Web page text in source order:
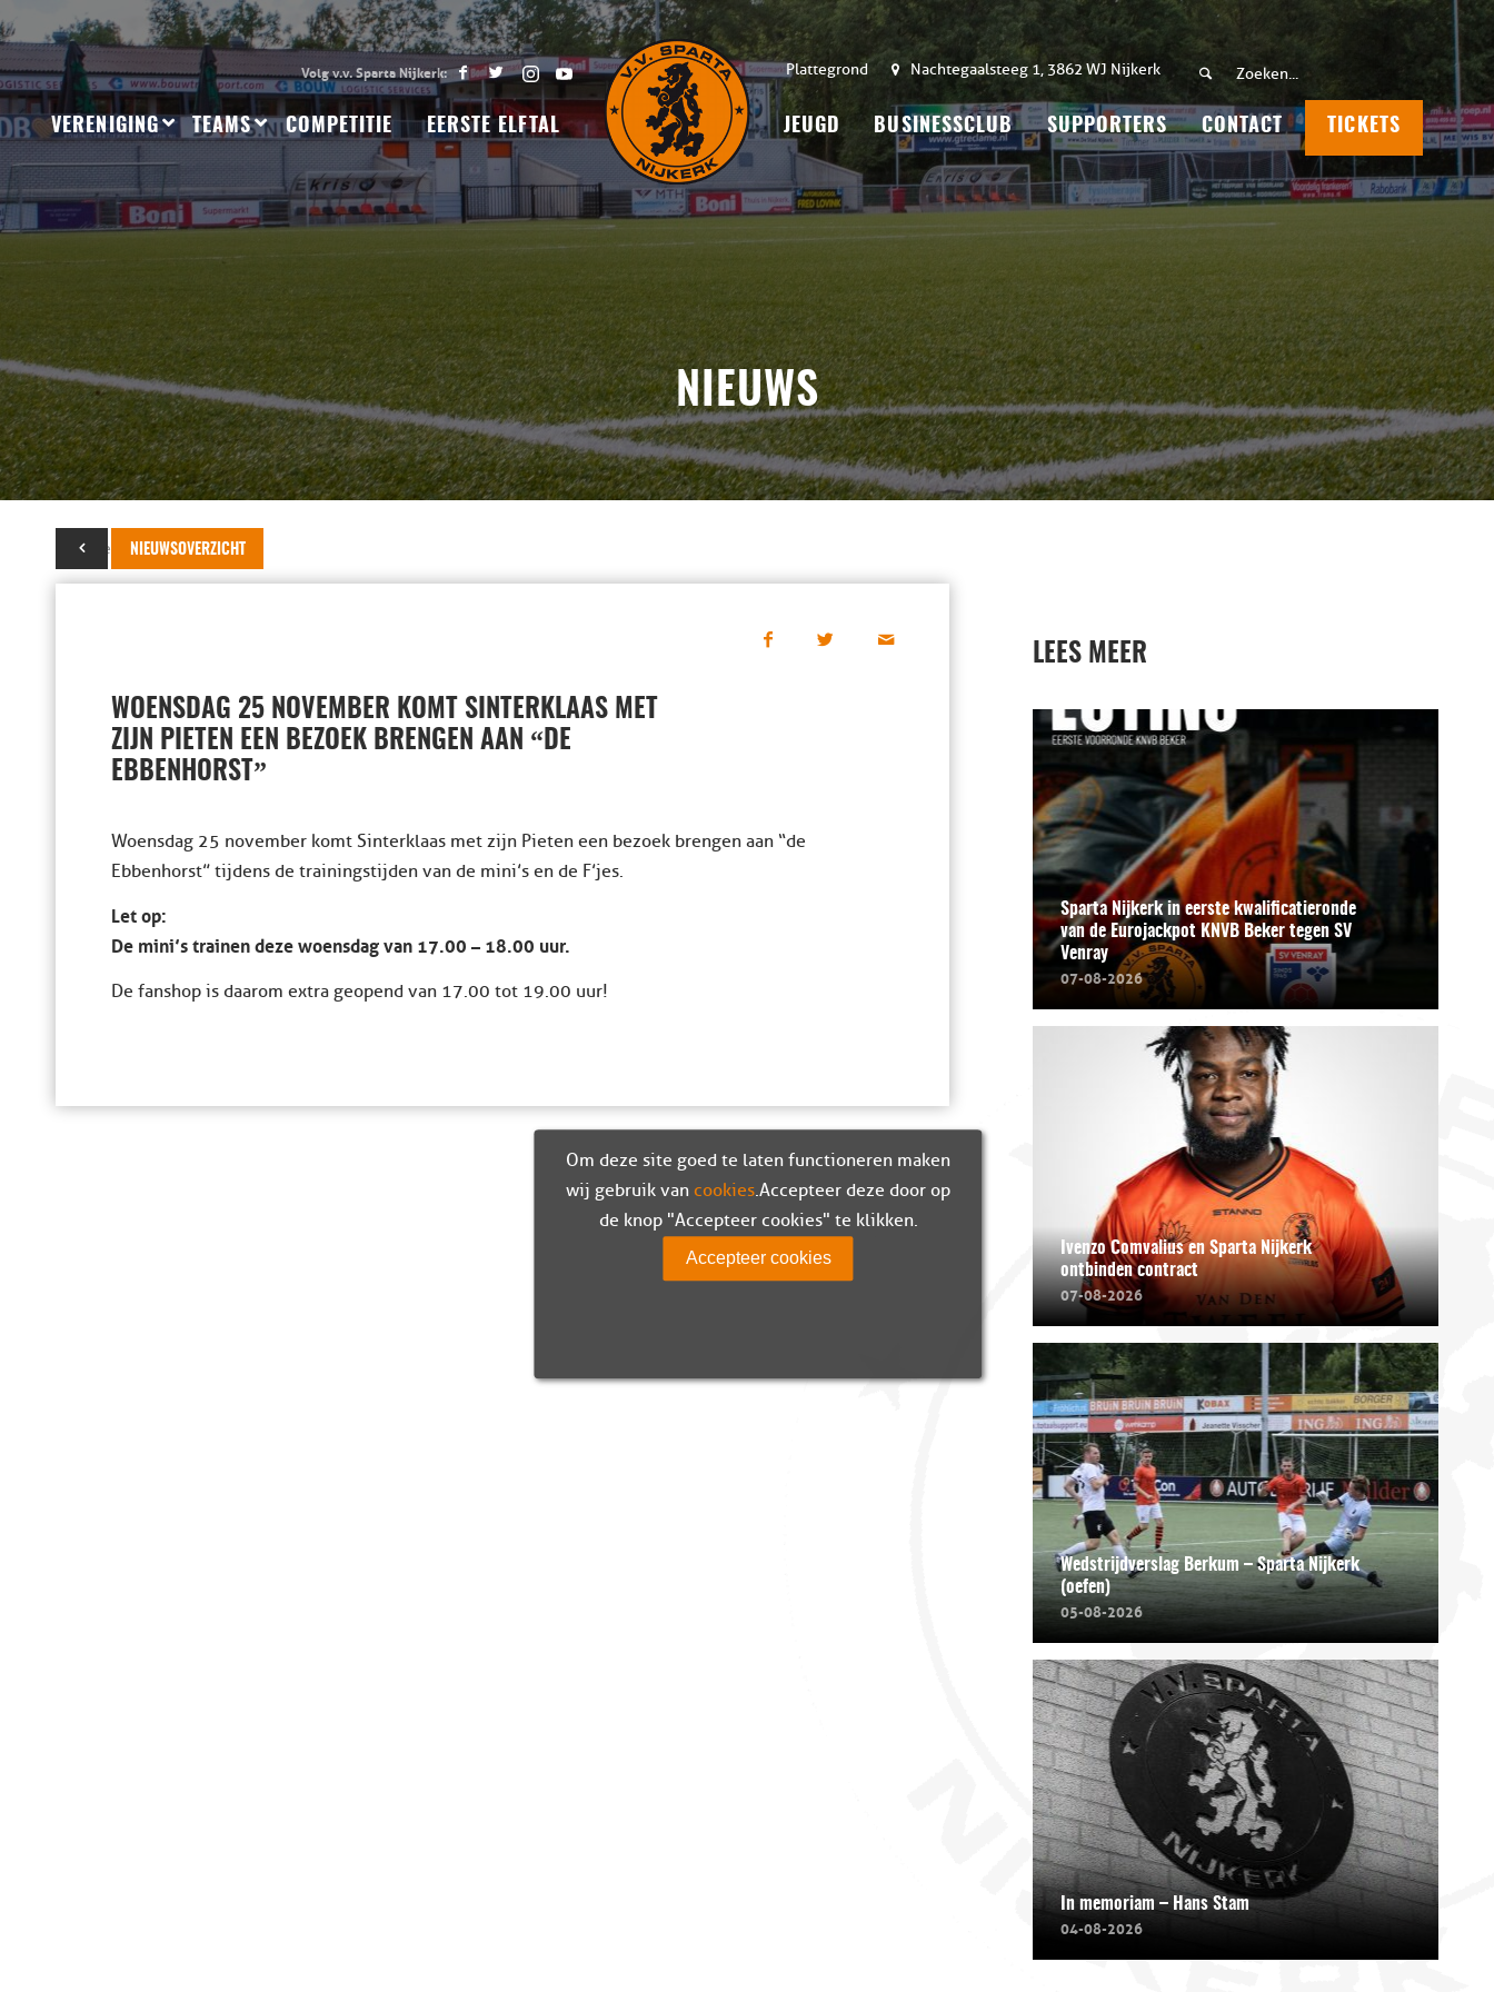
Plattegrond Nachtegaalsteeg 1, 3862 WJ Nijkerk
VERENIGING TEAMS COMPETITIE EERSTE ELFTAL JEUGD BUSINESSCLUB SUPPORTERS CONTACT TICKETS
NIEUWS
NIEUWSOVERZICHT
14 november 2015
WOENSDAG 25 NOVEMBER KOMT SINTERKLAAS MET
ZIJN PIETEN EEN BEZOEK BRENGEN AAN “ DE
EBBENHORST ”
Woensdag 25 november komt Sinterklaas met zijn Pieten een bezoek brengen aan “de
Ebbenhorst” tijdens de trainingstijden van de mini’s en de F’jes.
Let op:
De mini’s trainen deze woensdag van 17.00 – 18.00 uur.
De fanshop is daarom extra geopend van 17.00 tot 19.00 uur!
LEES MEER
Sparta Nijkerk in eerste kwalificatieronde
van de Eurojackpot KNVB Beker tegen SV
Venray
07-08-2026
Ivenzo Comvalius en Sparta Nijkerk
ontbinden contract
07-08-2026
Wedstrijdverslag Berkum – Sparta Nijkerk
(oefen)
05-08-2026
In memoriam – Hans Stam
04-08-2026
Om deze site goed te laten functioneren maken
wij gebruik van cookies. Accepteer deze door op
de knop "Accepteer cookies" te klikken.
Accepteer cookies